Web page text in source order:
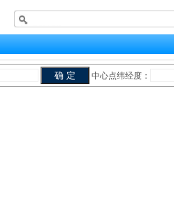
中心点纬经度：